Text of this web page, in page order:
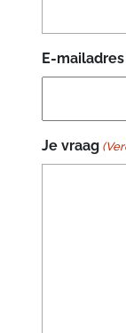
E-mailadres
Je vraag